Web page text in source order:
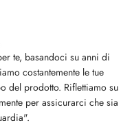
te, basandoci su anni di
costantemente le tue
del prodotto. Riflettiamo su
per assicurarci che sia